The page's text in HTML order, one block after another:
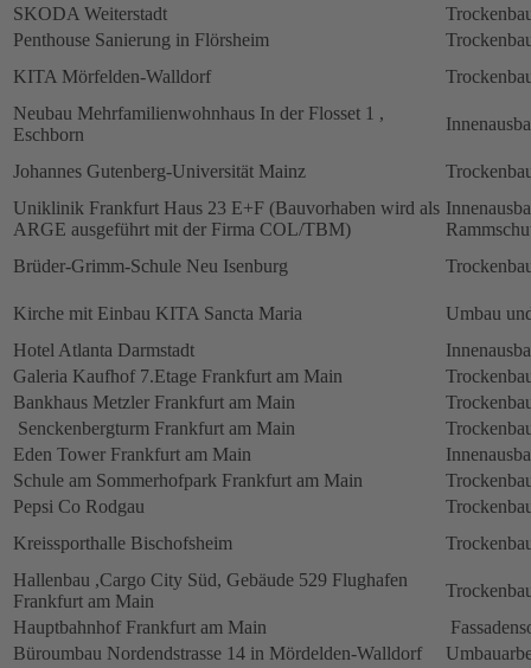
SKODA Weiterstadt
Penthouse Sanierung in Flörsheim
KITA Mörfelden-Walldorf
Neubau Mehrfamilienwohnhaus In der Flosset 1 ,
Eschborn
Johannes Gutenberg-Universität Mainz
Uniklinik Frankfurt Haus 23 E+F (Bauvorhaben wird als
ARGE ausgeführt mit der Firma COL/TBM)
Brüder-Grimm-Schule Neu Isenburg
Kirche mit Einbau KITA Sancta Maria
Umbau
Hotel Atlanta Darmstadt
Galeria Kaufhof 7.Etage Frankfurt am Main
Bankhaus Metzler Frankfurt am Main
Senckenbergturm Frankfurt am Main
Eden Tower Frankfurt am Main
Schule am Sommerhofpark Frankfurt am Main
Pepsi Co Rodgau
Kreissporthalle Bischofsheim
Hallenbau ,Cargo City Süd, Gebäude 529 Flughafen
Frankfurt am Main
Hauptbahnhof Frankfurt am Main
Büroumbau Nordendstrasse 14 in Mördelden-Walldorf